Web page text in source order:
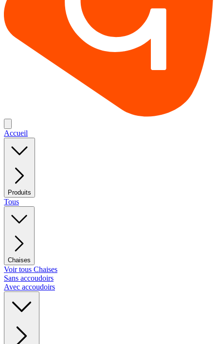
Accueil
Produits
Tous
Chaises
Voir tous Chaises
Sans accoudoirs
Avec accoudoirs